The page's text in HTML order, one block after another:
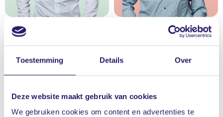
Toestemming Details Over
Deze website maakt gebruik van cookies
We gebruiken cookies om content en advertenties te
Rob Deen
Volmachtspecialist
Volmachtspecialist